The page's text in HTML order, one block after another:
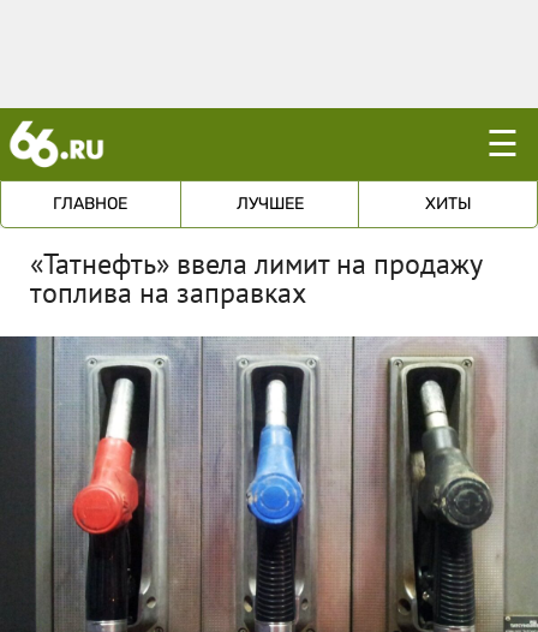
☰
ГЛАВНОЕ ЛУЧШЕЕ ХИТЫ
«Татнефть» ввела лимит на продажу
топлива на заправках